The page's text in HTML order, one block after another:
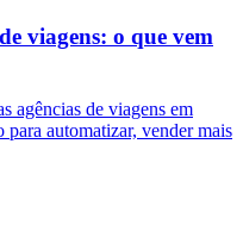
viagens: o que vem
agências de viagens em
para automatizar, vender mais